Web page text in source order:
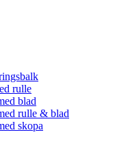
rulle
blad
rulle & blad
skopa